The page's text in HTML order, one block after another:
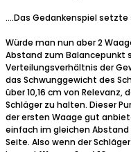
….Das Gedankenspiel
Würde man nun aber 2
Abstand zum Balancepunkt
Verteilungsverhältnis der
das Schwunggewicht des
über 10,16 cm von
Schläger zu halten. Dieser
der ersten Waage gut
einfach im gleichen
Seite. Also wenn der